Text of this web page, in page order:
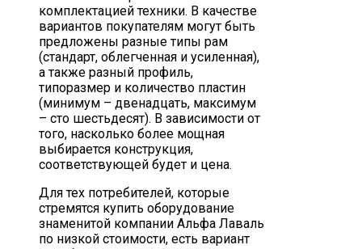
комплектацией техники. В качестве
вариантов покупателям могут быть
предложены разные типы рам
(стандарт, облегченная и усиленная),
а также разный профиль,
типоразмер и количество пластин
(минимум – двенадцать, максимум
– сто шестьдесят). В зависимости от
того, насколько более мощная
выбирается конструкция,
соответствующей будет и цена.
Для тех потребителей, которые
стремятся купить оборудование
знаменитой компании Альфа Лаваль
по низкой стоимости, есть вариант